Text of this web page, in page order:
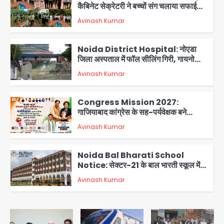
2
कैबिनेट सेक्रेटरी ने बच्चों संग चलाया सफाई
अभियान, 160 किलो कूड़ा हटाया
Avinash Kumar
3
Noida District Hospital: नोएडा
जिला अस्पताल में फॉल सीलिंग गिरी, गायनो
OT गैलरी में बड़ा हादसा टला; मरीजों की सुरक्षा
पर उठे सवाल
Avinash Kumar
4
Congress Mission 2027:
गाजियाबाद कांग्रेस के सह-पर्यवेक्षक बने
सतेन्द्र शर्मा, गौतमबुद्धनगर नेताओं ने जताया
आभार
Avinash Kumar
5
Noida Bal Bharati School
Notice: सेक्टर-21 के बाल भारती स्कूल में
बिना खिड़की-वेंटिलेशन बेसमेंट में चल रही थी
8वीं की क्लास, NCPCR की शिकायत पर
भेजा नोटिस
Avinash Kumar
Assam Floods: सलमान खान का
‘आशियाना’ अभियान – 500 बाढ़रोधी घर,